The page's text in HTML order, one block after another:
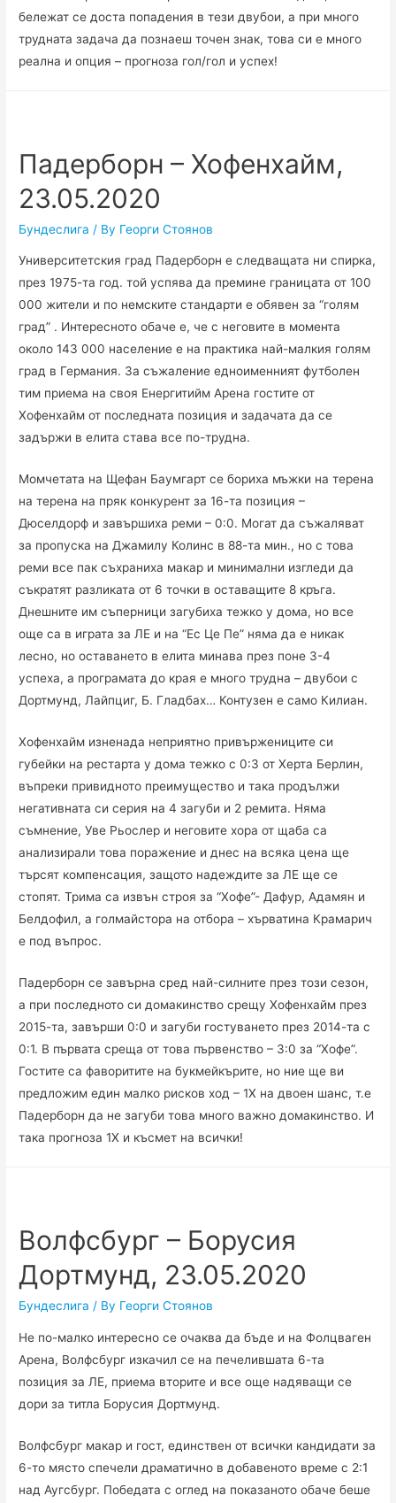
бележат се доста попадения в тези двубои, а при много
трудната задача да познаеш точен знак, това си е много
реална и опция – прогноза гол/гол и успех!
Падерборн – Хофенхайм,
23.05.2020
Бундеслига / By Георги Стоянов
Университетския град Падерборн е следващата ни спирка,
през 1975-та год. той успява да премине границата от 100
000 жители и по немските стандарти е обявен за “голям
град” . Интересното обаче е, че с неговите в момента
около 143 000 население е на практика най-малкия голям
град в Германия. За съжаление едноименният футболен
тим приема на своя Енергитийм Арена гостите от
Хофенхайм от последната позиция и задачата да се
задържи в елита става все по-трудна.
Момчетата на Щефан Баумгарт се бориха мъжки на терена
на терена на пряк конкурент за 16-та позиция –
Дюселдорф и завършиха реми – 0:0. Могат да съжаляват
за пропуска на Джамилу Колинс в 88-та мин., но с това
реми все пак съхраниха макар и минимални изгледи да
съкратят разликата от 6 точки в оставащите 8 кръга.
Днешните им съперници загубиха тежко у дома, но все
още са в играта за ЛЕ и на “Ес Це Пе” няма да е никак
лесно, но оставането в елита минава през поне 3-4
успеха, а програмата до края е много трудна – двубои с
Дортмунд, Лайпциг, Б. Гладбах… Контузен е само Килиан.
Хофенхайм изненада неприятно привържениците си
губейки на рестарта у дома тежко с 0:3 от Херта Берлин,
въпреки привидното преимущество и така продължи
негативната си серия на 4 загуби и 2 ремита. Няма
съмнение, Уве Рьослер и неговите хора от щаба са
анализирали това поражение и днес на всяка цена ще
търсят компенсация, защото надеждите за ЛЕ ще се
стопят. Трима са извън строя за “Хофе”- Дафур, Адамян и
Белдофил, а голмайстора на отбора – хърватина Крамарич
е под въпрос.
Падерборн се завърна сред най-силните през този сезон,
а при последното си домакинство срещу Хофенхайм през
2015-та, завърши 0:0 и загуби гостуването през 2014-та с
0:1. В първата среща от това първенство – 3:0 за “Хофе”.
Гостите са фаворитите на букмейкърите, но ние ще ви
предложим един малко рисков ход – 1Х на двоен шанс, т.е
Падерборн да не загуби това много важно домакинство. И
така прогноза 1Х и късмет на всички!
Волфсбург – Борусия
Дортмунд, 23.05.2020
Бундеслига / By Георги Стоянов
Не по-малко интересно се очаква да бъде и на Фолцваген
Арена, Волфсбург изкачил се на печелившата 6-та
позиция за ЛЕ, приема вторите и все още надяващи се
дори за титла Борусия Дортмунд.
Волфсбург макар и гост, единствен от всички кандидати за
6-то място спечели драматично в добавеното време с 2:1
над Аугсбург. Победата с оглед на показаното обаче беше